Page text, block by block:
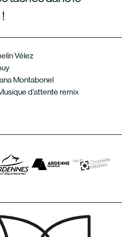
Vélez
Montabonel
d’attente remix